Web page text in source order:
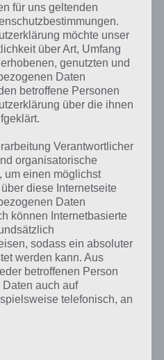
Lösung
einen “Challenge Room”. So
wenn man das Ziel erreicht
angezeigt.
5 musst du alle Geister
der Tür ziehen.
Lösung
nun erstmals ein Code ermittelt
dieser im Wasser. Entsprechend
eintippen.
Rädchen bewegt sich durch
Lösung
für uns geltenden
möchte unser
über Art, Umfang
genutzten und
Daten
betroffene Personen
über die ihnen
Verantwortlicher
organisatorische
um einen möglichst
diese Internetseite
Daten
können Internetbasierte
sodass ein absoluter
werden kann. Aus
betroffenen Person
auch auf
telefonisch, an